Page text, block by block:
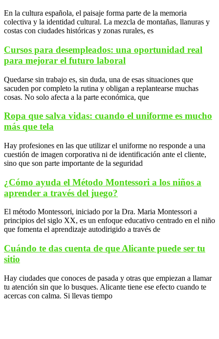
En la cultura española, el paisaje forma parte de la memoria
colectiva y la identidad cultural. La mezcla de montañas, llanuras y
costas con ciudades históricas y zonas rurales, es
Cursos para desempleados: una oportunidad real
para mejorar el futuro laboral
Quedarse sin trabajo es, sin duda, una de esas situaciones que
sacuden por completo la rutina y obligan a replantearse muchas
cosas. No solo afecta a la parte económica, que
Ropa que salva vidas: cuando el uniforme es mucho
más que tela
Hay profesiones en las que utilizar el uniforme no responde a una
cuestión de imagen corporativa ni de identificación ante el cliente,
sino que son parte importante de la seguridad
¿Cómo ayuda el Método Montessori a los niños a
aprender a través del juego?
El método Montessori, iniciado por la Dra. Maria Montessori a
principios del siglo XX, es un enfoque educativo centrado en el niño
que fomenta el aprendizaje autodirigido a través de
Cuándo te das cuenta de que Alicante puede ser tu
sitio
Hay ciudades que conoces de pasada y otras que empiezan a llamar
tu atención sin que lo busques. Alicante tiene ese efecto cuando te
acercas con calma. Si llevas tiempo